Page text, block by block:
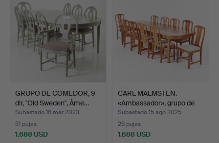
GRUPO DE COMEDOR, 9
dlr, "Old Sweden", Åme…
Subastado 16 mar 2023
31 pujas
1.688 USD
CARL MALMSTEN.
«Ambassador», grupo de
come…
Subastado 15 ago 2025
26 pujas
1.688 USD